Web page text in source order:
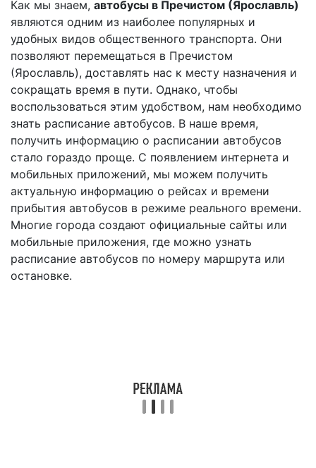
Как мы знаем, автобусы в Пречистом (Ярославль)
являются одним из наиболее популярных и
удобных видов общественного транспорта. Они
позволяют перемещаться в Пречистом
(Ярославль), доставлять нас к месту назначения и
сокращать время в пути. Однако, чтобы
воспользоваться этим удобством, нам необходимо
знать расписание автобусов. В наше время,
получить информацию о расписании автобусов
стало гораздо проще. С появлением интернета и
мобильных приложений, мы можем получить
актуальную информацию о рейсах и времени
прибытия автобусов в режиме реального времени.
Многие города создают официальные сайты или
мобильные приложения, где можно узнать
расписание автобусов по номеру маршрута или
остановке.